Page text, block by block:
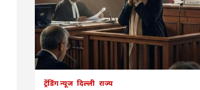
ट्रेंडिंग न्यूज दिल्ली राज्य